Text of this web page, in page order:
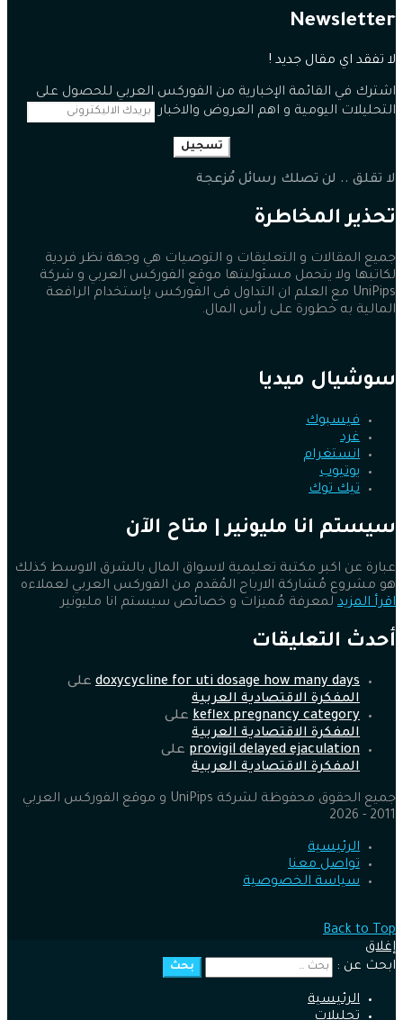
Newsletter
لا تفقد اي مقال جديد !
اشترك في القائمة الإخبارية من الفوركس العربي للحصول على
التحليلات اليومية و اهم العروض والاخبار
تسجيل
لا تقلق .. لن تصلك رسائل مُزعجة
تحذير المخاطرة
جميع المقالات و التعليقات و التوصيات هي وجهة نظر فردية
لكاتبها ولا يتحمل مسئوليتها موقع الفوركس العربي و شركة
UniPips مع العلم ان التداول فى الفوركس بإستخدام الرافعة
المالية به خطورة على رأس المال.
سوشيال ميديا
فيسبوك
غرد
انستغرام
يوتيوب
تيك توك
سيستم انا مليونير | متاح الآن
عبارة عن اكبر مكتبة تعليمية لاسواق المال بالشرق الاوسط كذلك
هو مشروع مُشاركة الارباح المُقدم من الفوركس العربي لعملاءه
اقرأ المزيد لمعرفة مُميزات و خصائص سيستم انا مليونير
أحدث التعليقات
doxycycline for uti dosage how many days على
المفكرة الاقتصادية العربية
keflex pregnancy category على
المفكرة الاقتصادية العربية
provigil delayed ejaculation على
المفكرة الاقتصادية العربية
جميع الحقوق محفوظة لشركة UniPips و موقع الفوركس العربي
2011 - 2026
الرئيسية
تواصل معنا
سياسة الخصوصية
Back to Top
إغلاق
ابحث عن :
بحث
الرئيسية
تحليلات